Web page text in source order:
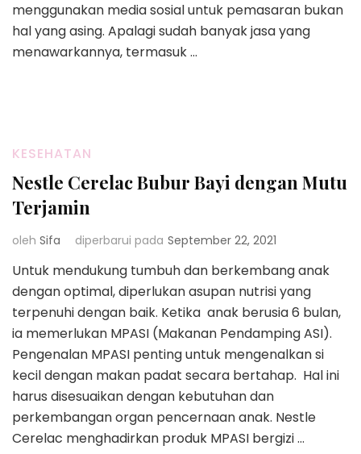
menggunakan media sosial untuk pemasaran bukan
hal yang asing. Apalagi sudah banyak jasa yang
menawarkannya, termasuk …
KESEHATAN
Nestle Cerelac Bubur Bayi dengan Mutu
Terjamin
oleh Sifa diperbarui pada September 22, 2021
Untuk mendukung tumbuh dan berkembang anak
dengan optimal, diperlukan asupan nutrisi yang
terpenuhi dengan baik. Ketika anak berusia 6 bulan,
ia memerlukan MPASI (Makanan Pendamping ASI).
Pengenalan MPASI penting untuk mengenalkan si
kecil dengan makan padat secara bertahap. Hal ini
harus disesuaikan dengan kebutuhan dan
perkembangan organ pencernaan anak. Nestle
Cerelac menghadirkan produk MPASI bergizi …